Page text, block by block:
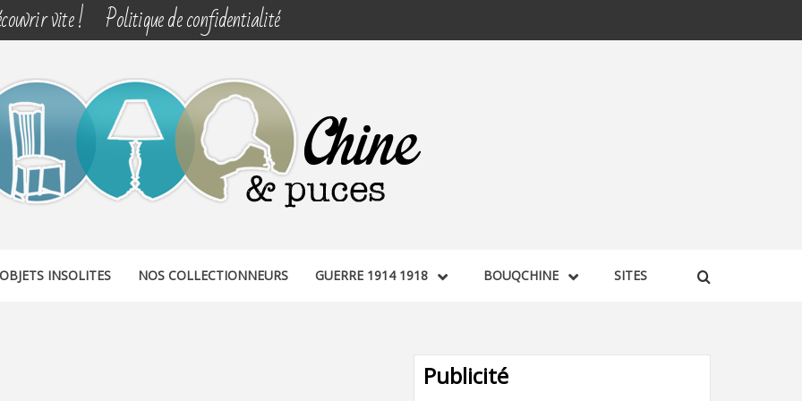
vite ! Politique de confidentialité
PUCES
OBJETS INSOLITES NOS COLLECTIONNEURS GUERRE 1914 1918 BOUQCHINE SITES
Publicité